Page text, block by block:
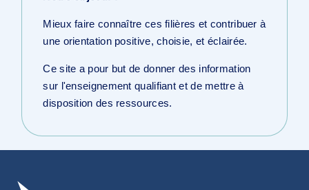
Mieux faire connaître ces filières et contribuer à
une orientation positive, choisie, et éclairée.
Ce site a pour but de donner des information
sur l'enseignement qualifiant et de mettre à
disposition des ressources.